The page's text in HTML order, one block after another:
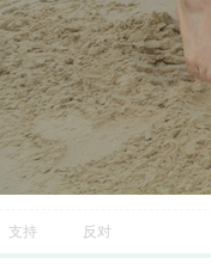
支持 反对